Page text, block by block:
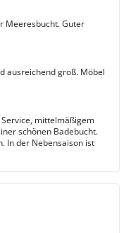
Meeresbucht. Guter
ausreichend groß. Möbel
mittelmäßigem
schönen Badebucht.
In der Nebensaison ist